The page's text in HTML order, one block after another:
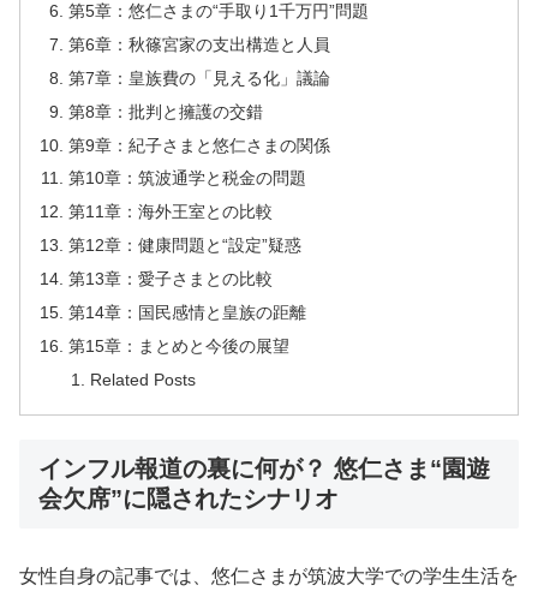
第5章：悠仁さまの“手取り1千万円”問題
第6章：秋篠宮家の支出構造と人員
第7章：皇族費の「見える化」議論
第8章：批判と擁護の交錯
第9章：紀子さまと悠仁さまの関係
第10章：筑波通学と税金の問題
第11章：海外王室との比較
第12章：健康問題と“設定”疑惑
第13章：愛子さまとの比較
第14章：国民感情と皇族の距離
第15章：まとめと今後の展望
Related Posts
インフル報道の裏に何が？ 悠仁さま“園遊
会欠席”に隠されたシナリオ
女性自身の記事では、悠仁さまが筑波大学での学生生活を